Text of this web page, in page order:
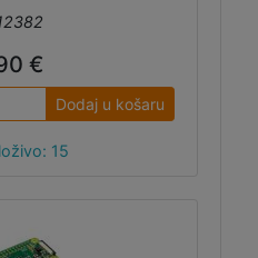
€
Dodaj u košaru
15